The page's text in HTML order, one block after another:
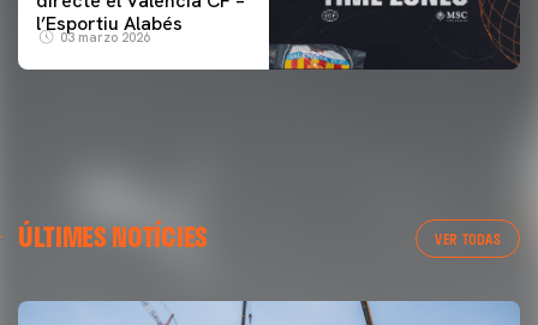
l’Esportiu Alabés
03 marzo 2026
ÚLTIMES NOTÍCIES VER TODAS